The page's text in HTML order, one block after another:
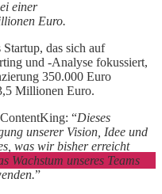
einer
Euro.
das sich auf
und -Analyse fokussiert,
350.000 Euro
Millionen Euro.
“Dieses
unserer Vision, Idee und
was wir bisher erreicht
Wachstum unseres Teams
”